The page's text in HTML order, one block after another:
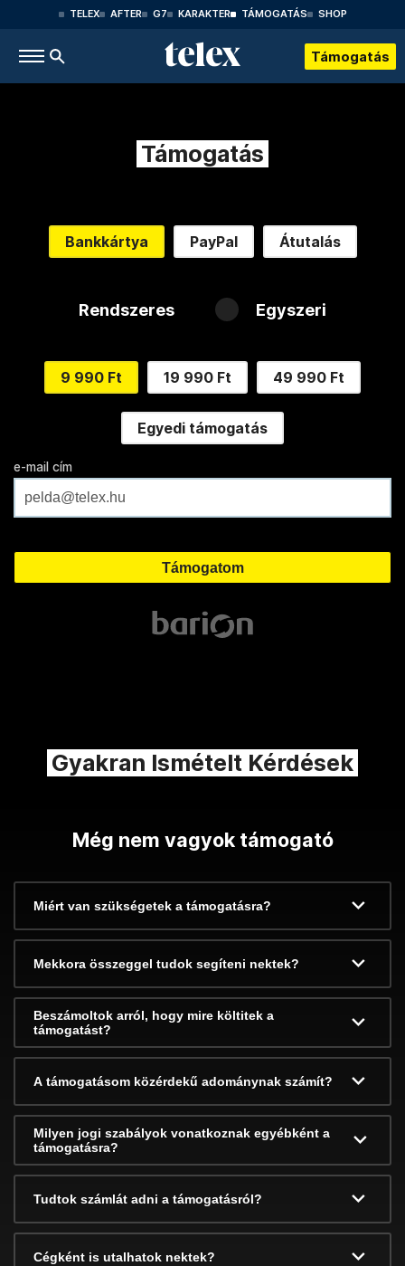
TELEX AFTER G7 KARAKTER TÁMOGATÁS SHOP
Támogatás
Támogatás
Bankkártya PayPal Átutalás
Rendszeres Egyszeri
9 990 Ft 19 990 Ft 49 990 Ft
Egyedi támogatás
e-mail cím
Gyakran Ismételt Kérdések
Még nem vagyok támogató
Miért van szükségetek a támogatásra?
Mekkora összeggel tudok segíteni nektek?
Beszámoltok arról, hogy mire költitek a
támogatást?
A támogatásom közérdekű adománynak számít?
Milyen jogi szabályok vonatkoznak egyébként a
támogatásra?
Tudtok számlát adni a támogatásról?
Cégként is utalhatok nektek?